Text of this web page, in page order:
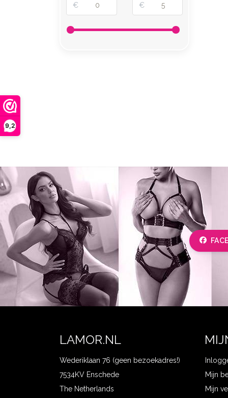
9,2
€ €
LAMOR.NL
Wederiklaan 76 (geen bezoekadres!)
7534KV Enschede
The Netherlands
Mijn
Mijn